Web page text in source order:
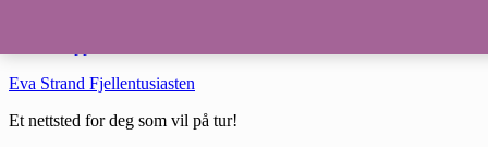
Eva Strand Fjellentusiasten
Et nettsted for deg som vil på tur!